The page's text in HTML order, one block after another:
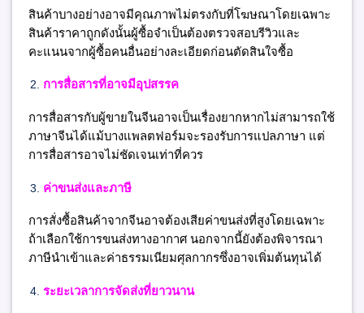
สินค้าบางอย่างอาจมีคุณภาพไม่ตรงกับที่โฆษณาโดยเฉพาะ
สินค้าราคาถูกดังนั้นผู้ซื้อจำเป็นต้องตรวจสอบรีวิวและ
คะแนนจากผู้ซื้อคนอื่นอย่างละเอียดก่อนตัดสินใจซื้อ
การสื่อสารที่อาจมีอุปสรรค
การสื่อสารกับผู้ขายในจีนอาจเป็นเรื่องยากหากไม่สามารถใช้
ภาษาจีนได้แม้บางแพลตฟอร์มจะรองรับการแปลภาษา แต่
การสื่อสารอาจไม่ชัดเจนเท่าที่ควร
ค่าขนส่งและภาษี
การสั่งซื้อสินค้าจากจีนอาจต้องเสียค่าขนส่งที่สูงโดยเฉพาะ
ถ้าเลือกใช้การขนส่งทางอากาศ นอกจากนี้ยังต้องพิจารณา
ภาษีนำเข้าและค่าธรรมเนียมศุลกากรซึ่งอาจเพิ่มต้นทุนได้
ระยะเวลาการจัดส่งที่ยาวนาน